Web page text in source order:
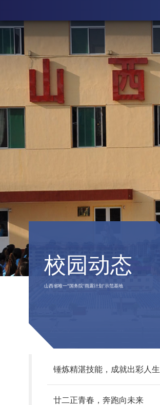
校园动态
山西省唯一“国务院‘雨露计划’示范基地
锤炼精湛技能，成就出彩人生
廿二正青春，奔跑向未来